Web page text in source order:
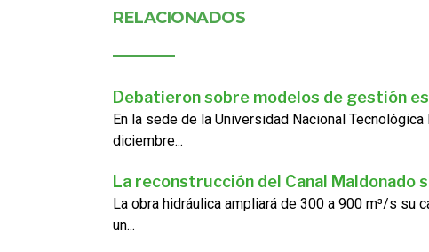
RELACIONADOS
Debatieron sobre modelos de gestión
En la sede de la Universidad Nacional
diciembre...
La reconstrucción del Canal Maldonado
La obra hidráulica ampliará de 300 a 900 m³/s su
un...